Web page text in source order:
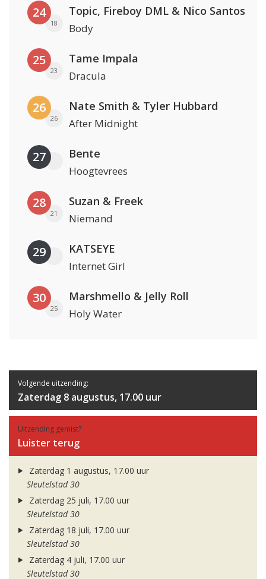
24
18
Topic, Fireboy DML & Nico Santos
Body
25
23
Tame Impala
Dracula
26
26
Nate Smith & Tyler Hubbard
After Midnight
27 Bente
Hoogtevrees
28
21
Suzan & Freek
Niemand
29 KATSEYE
Internet Girl
30
25
Marshmello & Jelly Roll
Holy Water
Volgende uitzending:
Zaterdag 8 augustus, 17.00 uur
Uitzending gemist?
Luister terug
Zaterdag 1 augustus, 17.00 uur
Sleutelstad 30
Zaterdag 25 juli, 17.00 uur
Sleutelstad 30
Zaterdag 18 juli, 17.00 uur
Sleutelstad 30
Zaterdag 4 juli, 17.00 uur
Sleutelstad 30